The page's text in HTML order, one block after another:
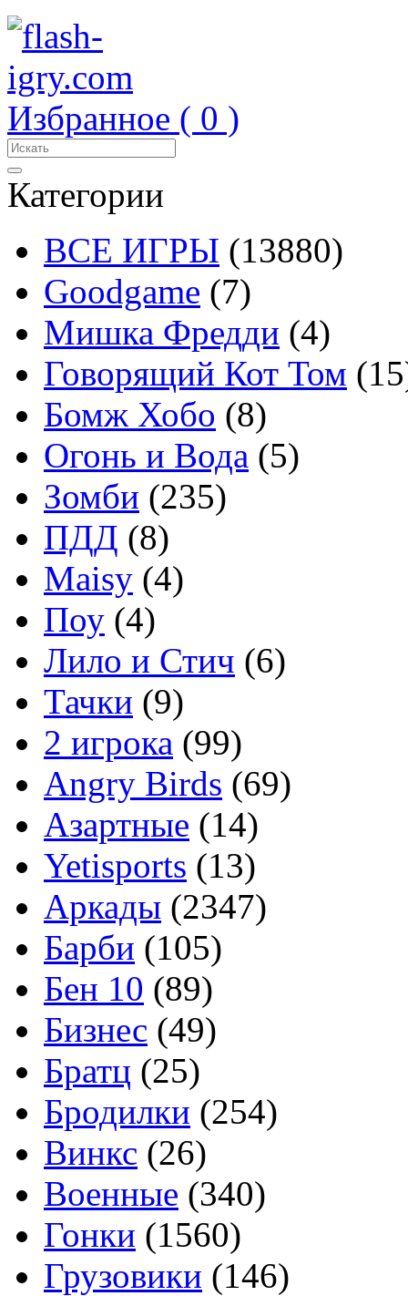
Избранное ( 0 )
Категории
ВСЕ ИГРЫ (13880)
Goodgame (7)
Мишка Фредди (4)
Говорящий Кот Том
Бомж Хобо (8)
Огонь и Вода (5)
Зомби (235)
ПДД (8)
Maisy (4)
Поу (4)
Лило и Стич (6)
Тачки (9)
2 игрока (99)
Angry Birds (69)
Азартные (14)
Yetisports (13)
Аркады (2347)
Барби (105)
Бен 10 (89)
Бизнес (49)
Братц (25)
Бродилки (254)
Винкс (26)
Военные (340)
Гонки (1560)
Грузовики (146)